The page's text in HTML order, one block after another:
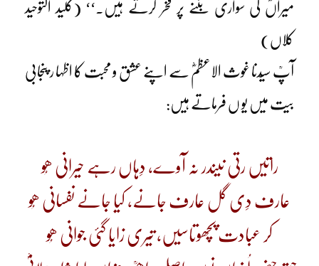
میراںؓ کی سواری بننے پر فخر کرتے ہیں۔‘‘ (کلید التوحید
کلاں)
آپؒ سیّدنا غوث الاعظمؓ سے اپنے عشق و محبت کا اظہا ر پنجابی
بیت میں یو ں فرماتے ہیں:
راتیں رتی نیندر نہ آوے، دِہاں رہے حیرانی ھُو
عارف دِی گل عارف جانے، کیا جانے نفسانی ھُو
کر عبادت پچھوتاسیں، تیری زایا گئی جوانی ھُو